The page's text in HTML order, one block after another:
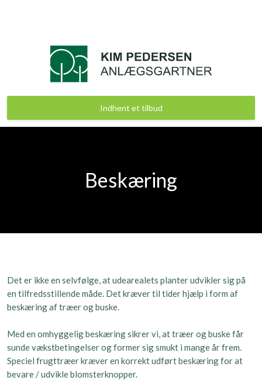
Indhent et tilbud
Beskæring​
​Det er ikke en selvfølge, at udearealets planter udvikler sig på
en tilfredsstillende måde. Det kræver til tider hjælp i form af
beskæring af træer og buske.
Med en omhyggelig beskæring sikrer vi, at træer og buske får
sunde vækstbetingelser og former sig smukt i mange år frem.
Speciel frugttræer kræver en korrekt udført beskæring for at
bevare / udvikle blomsterknopper.